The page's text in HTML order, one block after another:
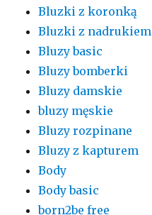
Bluzki z koronką
Bluzki z nadrukiem
Bluzy basic
Bluzy bomberki
Bluzy damskie
bluzy męskie
Bluzy rozpinane
Bluzy z kapturem
Body
Body basic
born2be free